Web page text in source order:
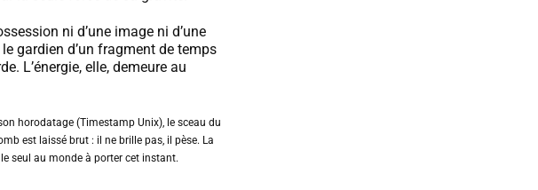
ni d’une image ni d’une
gardien d’un fragment de temps
L’énergie, elle, demeure au
horodatage (Timestamp Unix), le sceau du
est laissé brut : il ne brille pas, il pèse. La
seul au monde à porter cet instant.